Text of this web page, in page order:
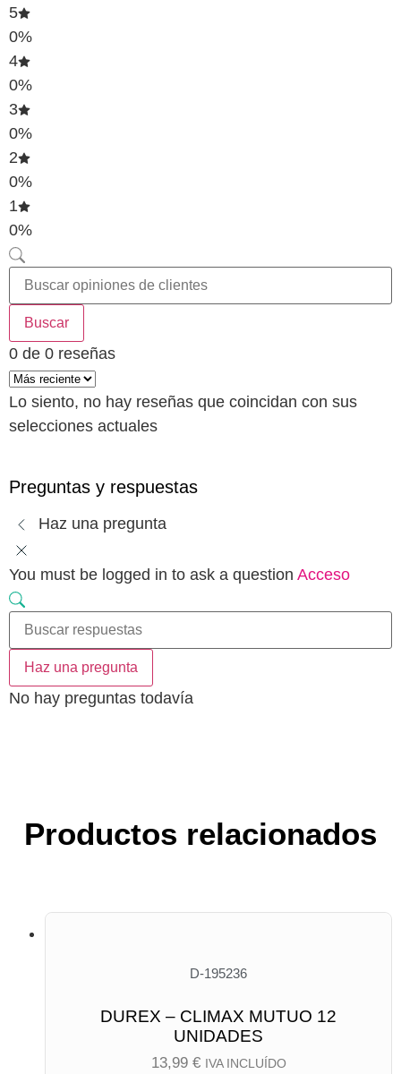
5
0%
4
0%
3
0%
2
0%
1
0%
Buscar
0 de 0 reseñas
Lo siento, no hay reseñas que coincidan con sus
selecciones actuales
Preguntas y respuestas
Haz una pregunta
You must be logged in to ask a question Acceso
Haz una pregunta
No hay preguntas todavía
Productos relacionados
D-195236
DUREX – CLIMAX MUTUO 12
UNIDADES
13,99 € IVA INCLUÍDO